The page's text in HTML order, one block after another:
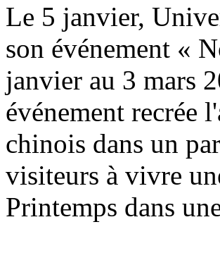
Le 5 janvier,
son événement «
janvier au 3 mars
événement recrée
chinois dans un
visiteurs à vivre
Printemps dans